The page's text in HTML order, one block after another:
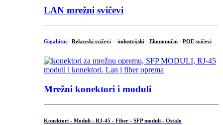
LAN mrežni svičevi
Gigabitni - Rekovski svičevi - industrijski - Ekonomični - POE svičevi
Mrežni konektori i moduli
Konektori - Moduli - RJ-45 - Fiber - SFP moduli - Ostalo